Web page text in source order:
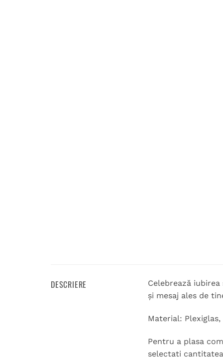
DESCRIERE
Celebrează
și mesaj ales de
Material:
Pentru a plasa
selectati